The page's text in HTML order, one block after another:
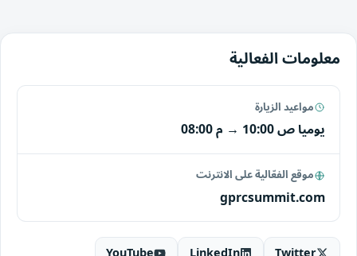
معلومات الفعالية
مواعيد الزيارة
يوميا10:00 ص → 08:00 م
موقع الفعّالية على الانترنت
gprcsummit.com